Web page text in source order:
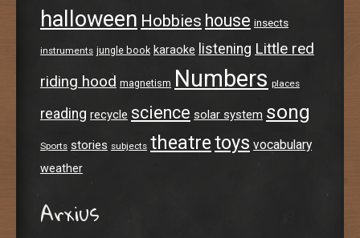
halloween Hobbies house insects
instruments jungle book karaoke listening Little red
riding hood magnetism Numbers places
reading recycle science solar system song
Sports stories subjects theatretoys vocabulary
weather
Arxius